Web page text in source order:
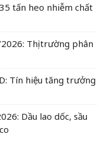
tấn heo nhiễm chất
Thị trường phân
Tín hiệu tăng trưởng
Dầu lao dốc, sầu